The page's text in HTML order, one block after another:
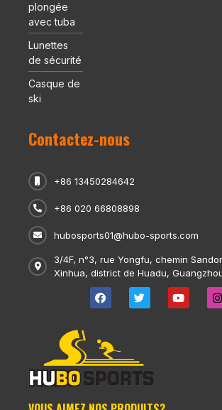
plongée
avec tuba
Lunettes
de sécurité
Casque de
ski
Contactez-nous
+86 13450284642
+86 020 66808898
hubosports01@hubo-sports.com
3/4F, n°3, rue Yongfu, chemin
Xinhua, district de Huadu,